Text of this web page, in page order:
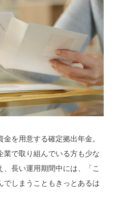
を用意する確定拠出年金。
業で取り組んでいる方も少な
、長い運用期間中には、「こ
でしまうこともきっとあるは